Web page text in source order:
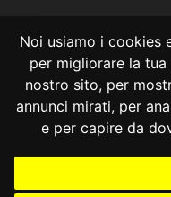
Noi usiamo i cookies
per migliorare la
nostro sito, per
annunci mirati, per
e per capire da
CONSULTA
Consulta OnLine non ha
le
costituisce una
Nessuno deve confidare o